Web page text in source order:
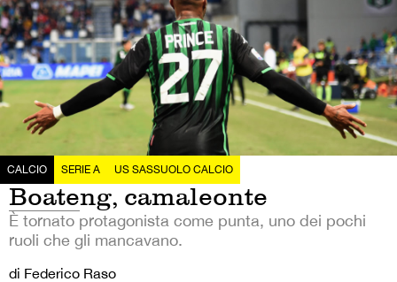
CALCIO SERIE A US SASSUOLO CALCIO
Boateng, camaleonte
È tornato protagonista come punta, uno dei pochi
ruoli che gli mancavano.
di Federico Raso